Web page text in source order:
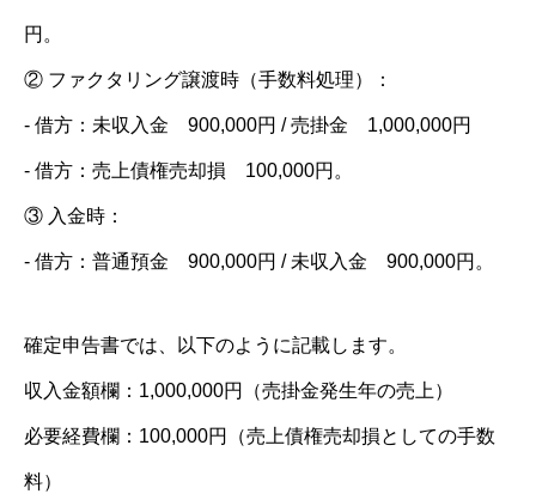
円。
② ファクタリング譲渡時（手数料処理）：
‐ 借方：未収入金 900,000円 / 売掛金 1,000,000円
‐ 借方：売上債権売却損 100,000円。
③ 入金時：
‐ 借方：普通預金 900,000円 / 未収入金 900,000円。
確定申告書では、以下のように記載します。
収入金額欄：1,000,000円（売掛金発生年の売上）
必要経費欄：100,000円（売上債権売却損としての手数
料）